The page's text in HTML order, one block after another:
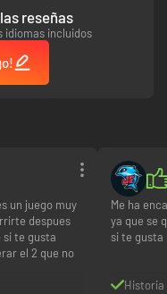
reseñas
idiomas incluidos
un juego muy
despues
si te gusta
el 2 que no
Me ha
ya que se
si te gusta
Historia